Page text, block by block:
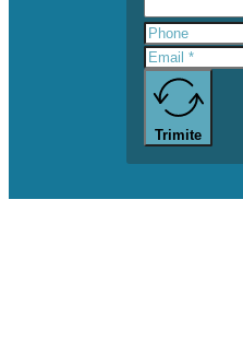
Trimite